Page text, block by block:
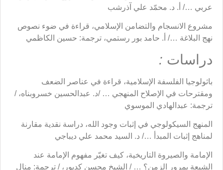
عربي …/ أ. د. محمّد علي آذرشب
مشروع الانسجام والتضامن الإسلامي، قراءة في ضوء نصوص
نهج البلاغة …/ أ. حامد بور رستمي، ترجمة: حسين الكاظمي
دراسات :
باثولوجيا الفلسفة الإسلامية، قراءة في عناصر الضعف
ومقترحات في الإصلاح المنهجي … /د. عبدالحسين خسروبناه، /
ترجمة: عبدالهادي الموسوي
المنهج السيكولوجي في إثبات وجود الله، دراسة نقدية مقارنة
لمناهج إثبات المبدأ …/ د. السيد محمد علي ديباجي
الإمامة والصيروة التاريخية، كيف تغيّر مفهوم الإمامة عند
الشيعة بمرور الزمن؟ … / الشيخ محسن كديور، / ترجمة: منال